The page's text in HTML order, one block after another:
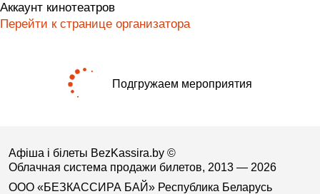
Аккаунт кинотеатров
Перейти к странице организатора
Подгружаем мероприятия
Афіша і білеты BezKassira.by ©
Облачная система продажи билетов, 2013 — 2026
ООО «БЕЗКАССИРА БАЙ» Республика Беларусь